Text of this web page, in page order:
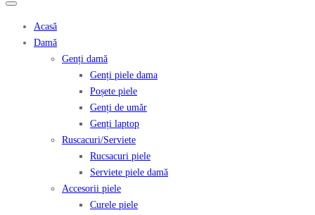
Acasă
Damă
Genți damă
Genți piele dama
Poșete piele
Genți de umăr
Genți laptop
Ruscacuri/Serviete
Rucsacuri piele
Serviete piele damă
Accesorii piele
Curele piele